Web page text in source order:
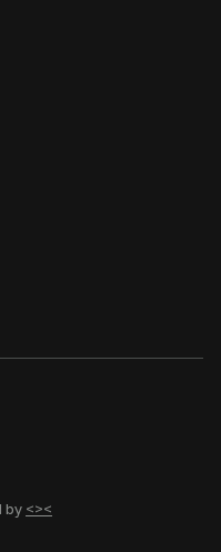
by <><